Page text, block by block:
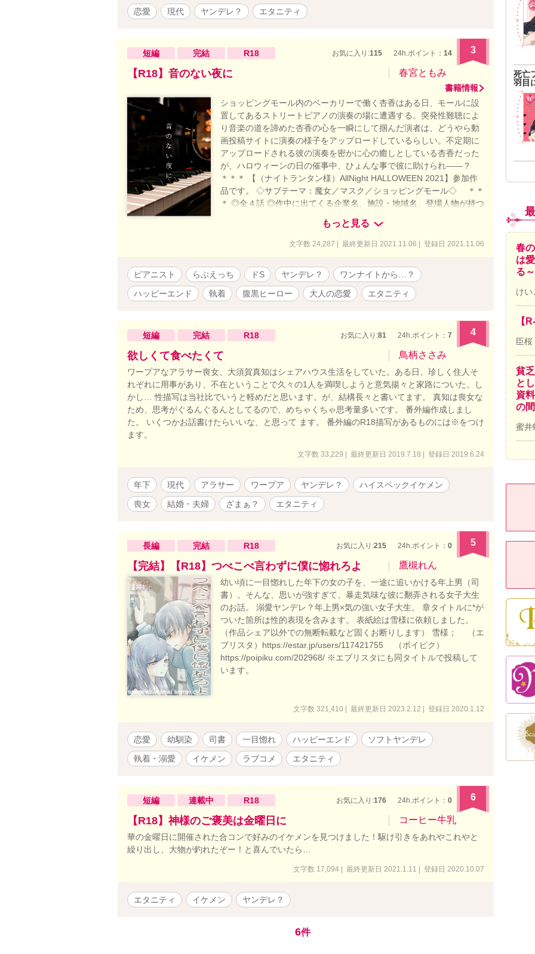
恋愛 現代 ヤンデレ？ エタニティ
短編 完結 R18 お気に入り:115 24h.ポイント： 14 3
【R18】音のない夜に 春宮ともみ
書籍情報
ショッピングモール内のベーカリーで働く杏香はある日、モールに設
置してあるストリートピアノの演奏の場に遭遇する。突発性難聴によ
り音楽の道を諦めた杏香の心を一瞬にして掴んだ演者は、どうやら動
画投稿サイトに演奏の様子をアップロードしているらしい。不定期に
アップロードされる彼の演奏を密かに心の癒しとしている杏香だった
が、ハロウィーンの日の催事中、ひょんな事で彼に助けられ――？
＊＊＊ 【（ナイトランタン様）AllNight HALLOWEEN 2021】参加作
品です。 ◇サブテーマ：魔女／マスク／ショッピングモール◇ ＊＊
＊ ◎全４話 ◎作中に出てくる企業名、施設・地域名、登場人物が持つ
知識等は創作上のフィクションです ※既存作品「【R18】窓辺に揺れ
る」のヒロインが一瞬登場しますが、こちら単体のみでもお楽しみい
ただけます ※作者が読みたいだけの性癖を詰め込んだ三人称一元視点
工しております
もっと見る
文字数 24,287 | 最終更新日 2021.11.06 | 登録日 2021.11.06
ピアニスト らぶえっち ドS ヤンデレ？
ワンナイトから…？
ハッピーエンド
執着 腹黒ヒーロー 大人の恋愛 エタニティ
短編 完結 R18 お気に入り:81 24h.ポイント： 7 4
欲しくて食べたくて 鳥柄ささみ
ワープアなアラサー喪女、大須賀真知はシェアハウス生活をしていた。ある日、珍しく住人そ
れぞれに用事があり、不在ということで久々の1人を満喫しようと意気揚々と家路についた。し
かし… 性描写は当社比でいうと軽めだと思います。が、結構長々と書いてます。 真知は喪女な
ため、思考がぐるんぐるんとしてるので、めちゃくちゃ思考量多いです。 番外編作成しまし
た。 いくつかお話書けたらいいな、と思って ます。 番外編のR18描写があるものには※をつけ
ます。
文字数 33,229 | 最終更新日 2019.7.18 | 登録日 2019.6.24
年下 現代 アラサー ワープア ヤンデレ？
ハイスペックイケメン
喪女
結婚・夫婦 ざまぁ？ エタニティ
長編 完結 R18 お気に入り:215 24h.ポイント： 0 5
【完結】【R18】つべこべ言わずに僕に惚れろよ 鷹槻れん
幼い頃に一目惚れした年下の女の子を、一途に追いかける年上男（司
書）。そんな、思いが強すぎて、暴走気味な彼に翻弄される女子大生
のお話。 溺愛ヤンデレ？年上男×気の強い女子大生。 章タイトルに*が
ついた箇所は性的表現を含みます。 表紙絵は雪様に依頼しました。
（作品シェア以外での無断転載など固くお断りします） 雪様； （エ
ブリスタ）https://estar.jp/users/117421755 （ポイピク）
https://poipiku.com/202968/ ※エブリスタにも同タイトルで投稿して
います。
文字数 321,410 | 最終更新日 2023.2.12 | 登録日 2020.1.12
恋愛 幼馴染 司書 一目惚れ ハッピーエンド
ソフトヤンデレ
執着・溺愛
イケメン ラブコメ エタニティ
短編 連載中 R18 お気に入り:176 24h.ポイント： 0 6
【R18】神様のご褒美は金曜日に コーヒー牛乳
華の金曜日に開催された合コンで好みのイケメンを見つけました！駆け引きをあれやこれやと
繰り出し、大物が釣れたぞー！と喜んでいたら…
文字数 17,094 | 最終更新日 2021.1.11 | 登録日 2020.10.07
エタニティ イケメン ヤンデレ？
6件
死亡
羽目
春
は
る～
けい
【
臣桜
貧
と
資
の
蜜井